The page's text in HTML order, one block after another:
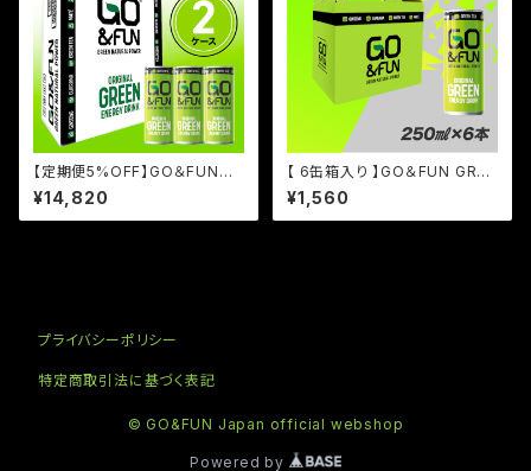
【定期便5%OFF】GO＆FUNグ
リーンエナジードリンク 250ml
缶 30本セット（2ケース）
¥14,820
【 6缶箱入り 】GO＆FUN GREE
N ENERGY DRINK 250ml缶
6本セット
¥1,560
プライバシーポリシー
特定商取引法に基づく表記
© GO&FUN Japan official webshop
Powered by